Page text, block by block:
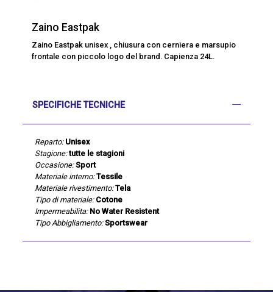
Zaino Eastpak
Zaino Eastpak unisex , chiusura con cerniera e marsupio
frontale con piccolo logo del brand. Capienza 24L.
SPECIFICHE TECNICHE
Reparto: Unisex
Stagione: tutte le stagioni
Occasione: Sport
Materiale interno: Tessile
Materiale rivestimento: Tela
Tipo di materiale: Cotone
Impermeabilita: No Water Resistent
Tipo Abbigliamento: Sportswear